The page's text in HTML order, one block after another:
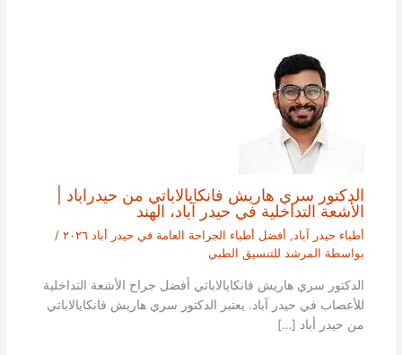
الدكتور سري هاريش فانكايالاباتي من حيدراباد |
الأشعة التداخلية في حيدر آباد، الهند
أطباء حيدر آباد, أفضل أطباء الجراحة العامة في حيدر أباد ٢٠٢٦
/
بواسطة المرشد للتنسيق الطبي
الدكتور سري هاريش فانكايالاباتي أفضل جراح الأشعة التداخلية
للأعصاب في حيدر آباد. يعتبر الدكتور سري هاريش فانكايالاباتي
من حيدر أباد […]